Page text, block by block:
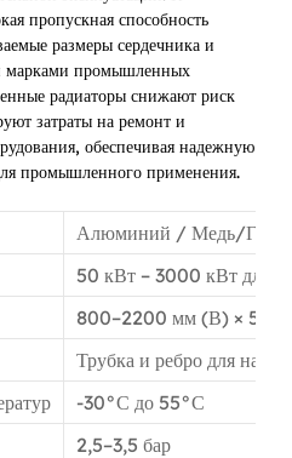
пропускная способность
размеры сердечника и
марками промышленных
радиаторы снижают риск
затраты на ремонт и
обеспечивая надежную
промышленного применения.
Алюминий / Медь/
50 кВт – 3000 кВт для
800–2200 мм (В) ×
Трубка и ребро для
-30°С до 55°С
2,5–3,5 бар